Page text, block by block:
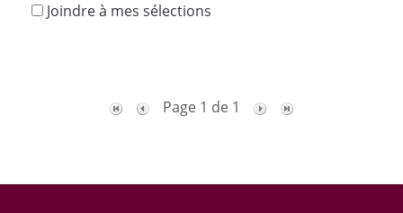
Joindre à mes sélections
Page 1 de 1